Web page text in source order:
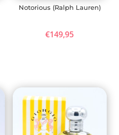
Notorious (Ralph Lauren)
€149,95